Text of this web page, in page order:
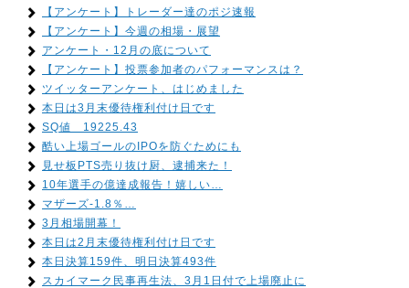
【アンケート】トレーダー達のポジ速報
【アンケート】今週の相場・展望
アンケート・12月の底について
【アンケート】投票参加者のパフォーマンスは？
ツイッターアンケート、はじめました
本日は3月末優待権利付け日です
SQ値 19225.43
酷い上場ゴールのIPOを防ぐためにも
見せ板PTS売り抜け厨、逮捕来た！
10年選手の億達成報告！嬉しい…
マザーズ-1.8％…
3月相場開幕！
本日は2月末優待権利付け日です
本日決算159件、明日決算493件
スカイマーク民事再生法、3月1日付で上場廃止に